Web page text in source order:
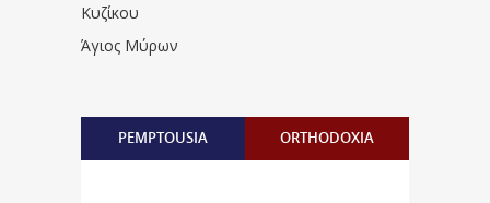
Κυζίκου
Άγιος Μύρων
PEMPTOUSIA ORTHODOXIA